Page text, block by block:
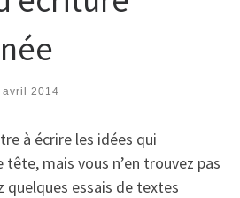
avril 2014
à écrire les idées qui
mais vous n’en trouvez pas
quelques essais de textes